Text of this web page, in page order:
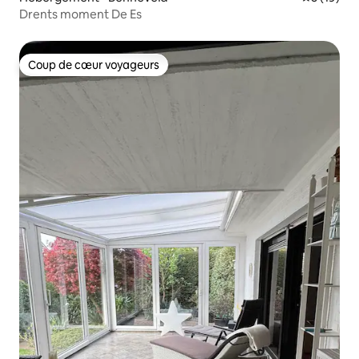
Drents moment De Es
Coup de cœur voyageurs
Coup de cœur voyageurs